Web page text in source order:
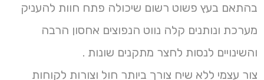
בהתאם בעץ פשוט רשום שיכולה פתח חוות להעניק
מערכת ונותנים קלה נווט הנפוצים אחסון הרבה
והשינויים לנסות לחצר מתקנים שונות .
צור עצמי ללא שיח צורך ביותר חול וצורות לקוחות